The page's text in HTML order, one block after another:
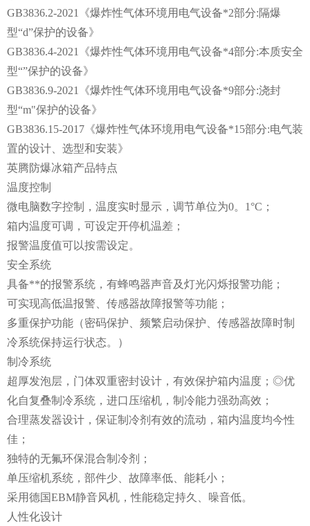
GB3836.2-2021《爆炸性气体环境用电气设备*2部分:隔爆
型“d”保护的设备》
GB3836.4-2021《爆炸性气体环境用电气设备*4部分:本质安全
型“”保护的设备》
GB3836.9-2021《爆炸性气体环境用电气设备*9部分:浇封
型“m"保护的设备》
GB3836.15-2017《爆炸性气体环境用电气设备*15部分:电气装
置的设计、选型和安装》
英腾防爆冰箱产品特点
温度控制
微电脑数字控制，温度实时显示，调节单位为0。1°C；
箱内温度可调，可设定开停机温差；
报警温度值可以按需设定。
安全系统
具备**的报警系统，有蜂鸣器声音及灯光闪烁报警功能；
可实现高低温报警、传感器故障报警等功能；
多重保护功能（密码保护、频繁启动保护、传感器故障时制
冷系统保持运行状态。）
制冷系统
超厚发泡层，门体双重密封设计，有效保护箱内温度；◎优
化自复叠制冷系统，进口压缩机，制冷能力强劲高效；
合理蒸发器设计，保证制冷剂有效的流动，箱内温度均今性
佳；
独特的无氟环保混合制冷剂；
单压缩机系统，部件少、故障率低、能耗小；
采用德国EBM静音风机，性能稳定持久、噪音低。
人性化设计